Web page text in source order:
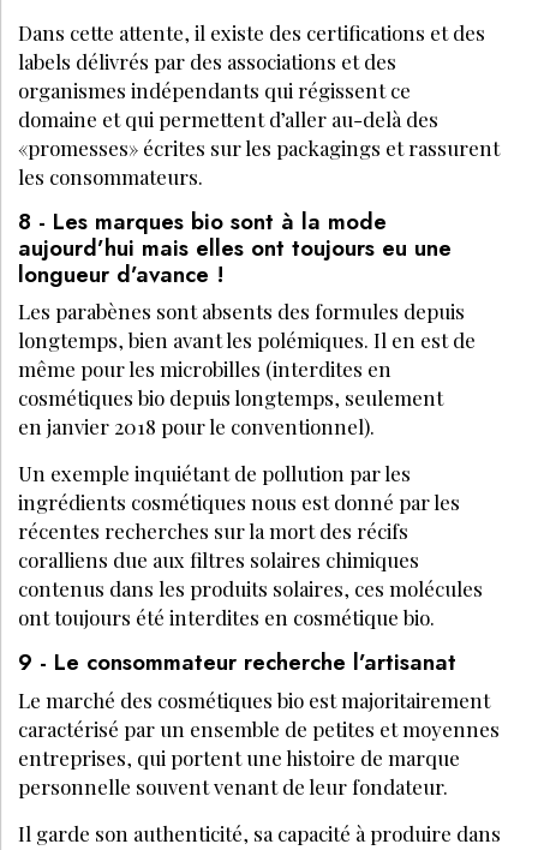
Dans cette attente, il existe des certifications et des
labels délivrés par des associations et des
organismes indépendants qui régissent ce
domaine et qui permettent d’aller au-delà des
«promesses» écrites sur les packagings et rassurent
les consommateurs.
8 - Les marques bio sont à la mode
aujourd’hui mais elles ont toujours eu une
longueur d’avance !
Les parabènes sont absents des formules depuis
longtemps, bien avant les polémiques. Il en est de
même pour les microbilles (interdites en
cosmétiques bio depuis longtemps, seulement
en janvier 2018 pour le conventionnel).
Un exemple inquiétant de pollution par les
ingrédients cosmétiques nous est donné par les
récentes recherches sur la mort des récifs
coralliens due aux filtres solaires chimiques
contenus dans les produits solaires, ces molécules
ont toujours été interdites en cosmétique bio.
9 - Le consommateur recherche l’artisanat
Le marché des cosmétiques bio est majoritairement
caractérisé par un ensemble de petites et moyennes
entreprises, qui portent une histoire de marque
personnelle souvent venant de leur fondateur.
Il garde son authenticité, sa capacité à produire dans